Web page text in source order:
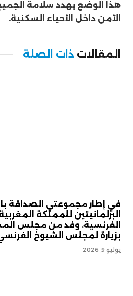
هذا الوضع يهدد سلامة
الأمن داخل الأحياء السكنية.
المقالات ذات الصلة
في إطار مجموعتي الصداقة
البرلمانيتين للمملكة
الفرنسية، وفد من مجلس
بزيارة لمجلس الشيوخ
يوليو 9, 2026